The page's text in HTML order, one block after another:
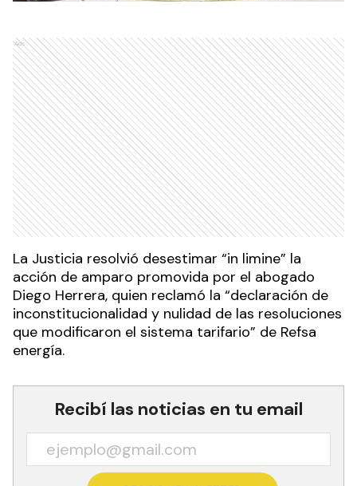
Ads
La Justicia resolvió desestimar “in limine” la
acción de amparo promovida por el abogado
Diego Herrera, quien reclamó la “declaración de
inconstitucionalidad y nulidad de las resoluciones
que modificaron el sistema tarifario” de Refsa
energía.
Recibí las noticias en tu email